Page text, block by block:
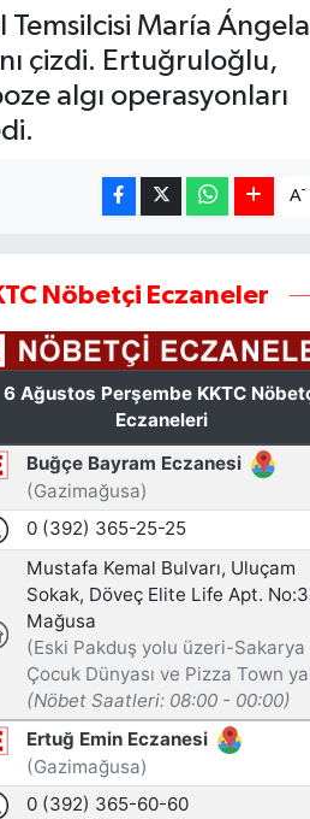
Temsilcisi María Ángela
çizdi. Ertuğruloğlu,
algı operasyonları
A-
Nöbetçi Eczaneler